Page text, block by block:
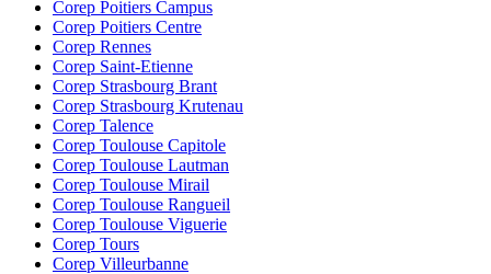
Corep Poitiers Campus
Corep Poitiers Centre
Corep Rennes
Corep Saint-Etienne
Corep Strasbourg Brant
Corep Strasbourg Krutenau
Corep Talence
Corep Toulouse Capitole
Corep Toulouse Lautman
Corep Toulouse Mirail
Corep Toulouse Rangueil
Corep Toulouse Viguerie
Corep Tours
Corep Villeurbanne